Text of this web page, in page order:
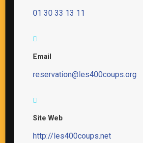
01 30 33 13 11
Email
reservation@les400coups.org
Site Web
http://les400coups.net